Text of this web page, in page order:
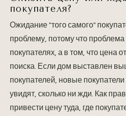
покупателя?
Ожидание "того самого"
проблему, потому что
покупателях, а в том, что цена
поиска. Если дом выставлен
покупателей, новые покупатели
увидят, сколько ни жди. Как
привести цену туда, где